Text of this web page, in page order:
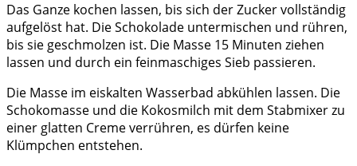
Das Ganze kochen lassen, bis sich der Zucker vollständig
aufgelöst hat. Die Schokolade untermischen und rühren,
bis sie geschmolzen ist. Die Masse 15 Minuten ziehen
lassen und durch ein feinmaschiges Sieb passieren.
Die Masse im eiskalten Wasserbad abkühlen lassen. Die
Schokomasse und die Kokosmilch mit dem Stabmixer zu
einer glatten Creme verrühren, es dürfen keine
Klümpchen entstehen.